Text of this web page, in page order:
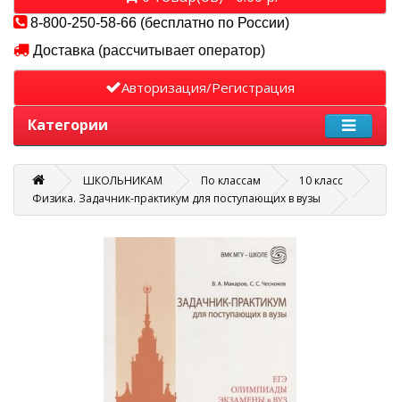
8-800-250-58-66 (бесплатно по России)
Доставка (рассчитывает оператор)
Авторизация/Регистрация
Категории
ШКОЛЬНИКАМ По классам
10 класс
Физика. Задачник-практикум для поступающих в вузы